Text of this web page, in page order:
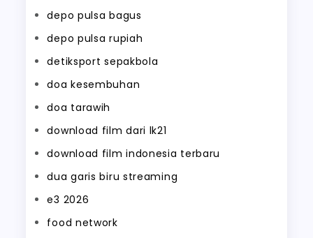
depo pulsa bagus
depo pulsa rupiah
detiksport sepakbola
doa kesembuhan
doa tarawih
download film dari lk21
download film indonesia terbaru
dua garis biru streaming
e3 2026
food network